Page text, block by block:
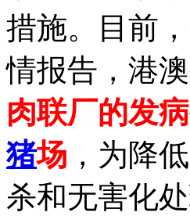
措施。目前
情报告，港
肉联厂的发
猪场 ，为降
杀和无害化